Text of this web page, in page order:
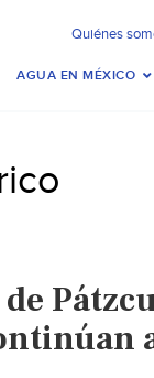
Quiénes
AGUA EN MÉXICO